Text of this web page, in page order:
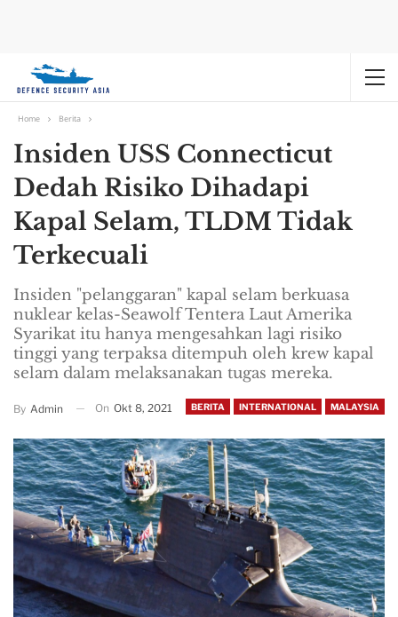
Home Berita
Insiden USS Connecticut
Dedah Risiko Dihadapi
Kapal Selam, TLDM Tidak
Terkecuali
Insiden "pelanggaran" kapal selam berkuasa
nuklear kelas-Seawolf Tentera Laut Amerika
Syarikat itu hanya mengesahkan lagi risiko
tinggi yang terpaksa ditempuh oleh krew kapal
selam dalam melaksanakan tugas mereka.
BERITA INTERNATIONAL MALAYSIA
By Admin On Okt 8, 2021